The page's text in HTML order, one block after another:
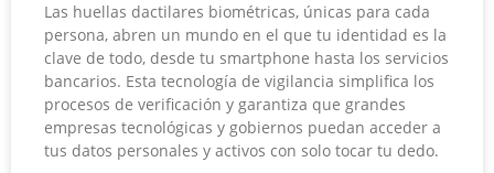
Las huellas dactilares biométricas, únicas para cada
persona, abren un mundo en el que tu identidad es la
clave de todo, desde tu smartphone hasta los servicios
bancarios. Esta tecnología de vigilancia simplifica los
procesos de verificación y garantiza que grandes
empresas tecnológicas y gobiernos puedan acceder a
tus datos personales y activos con solo tocar tu dedo.